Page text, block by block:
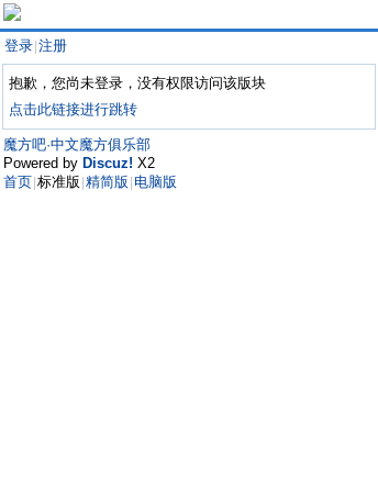
登录 注册
抱歉，您尚未登录，没有权限访问该版块
点击此链接进行跳转
魔方吧·中文魔方俱乐部
Powered by Discuz! X2
首页 标准版 精简版 电脑版